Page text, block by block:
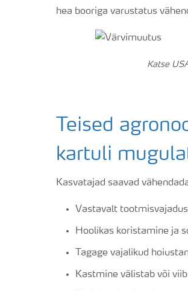
hea booriga varustatus
Katse
Teised
kartuli
Kasvatajad saavad
Vastavalt
Hoolikas koristamine ja
Tagage vajalikud
Kastmine välistab või